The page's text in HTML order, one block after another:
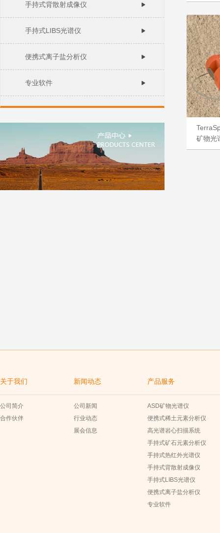
手持式背散射成像仪
手持式LIBS光谱仪
便携式离子盐分析仪
专业软件
矿物光
关于我们
公司简介
合作伙伴
新闻动态
公司新闻
行业动态
展会信息
产品服务
ASD矿物光谱仪
便携式稀土元素分析仪
高光谱岩心扫描系统
手持式矿石元素分析仪
手持式热红外光谱仪
手持式背散射成像仪
手持式LIBS光谱仪
便携式离子盐分析仪
专业软件